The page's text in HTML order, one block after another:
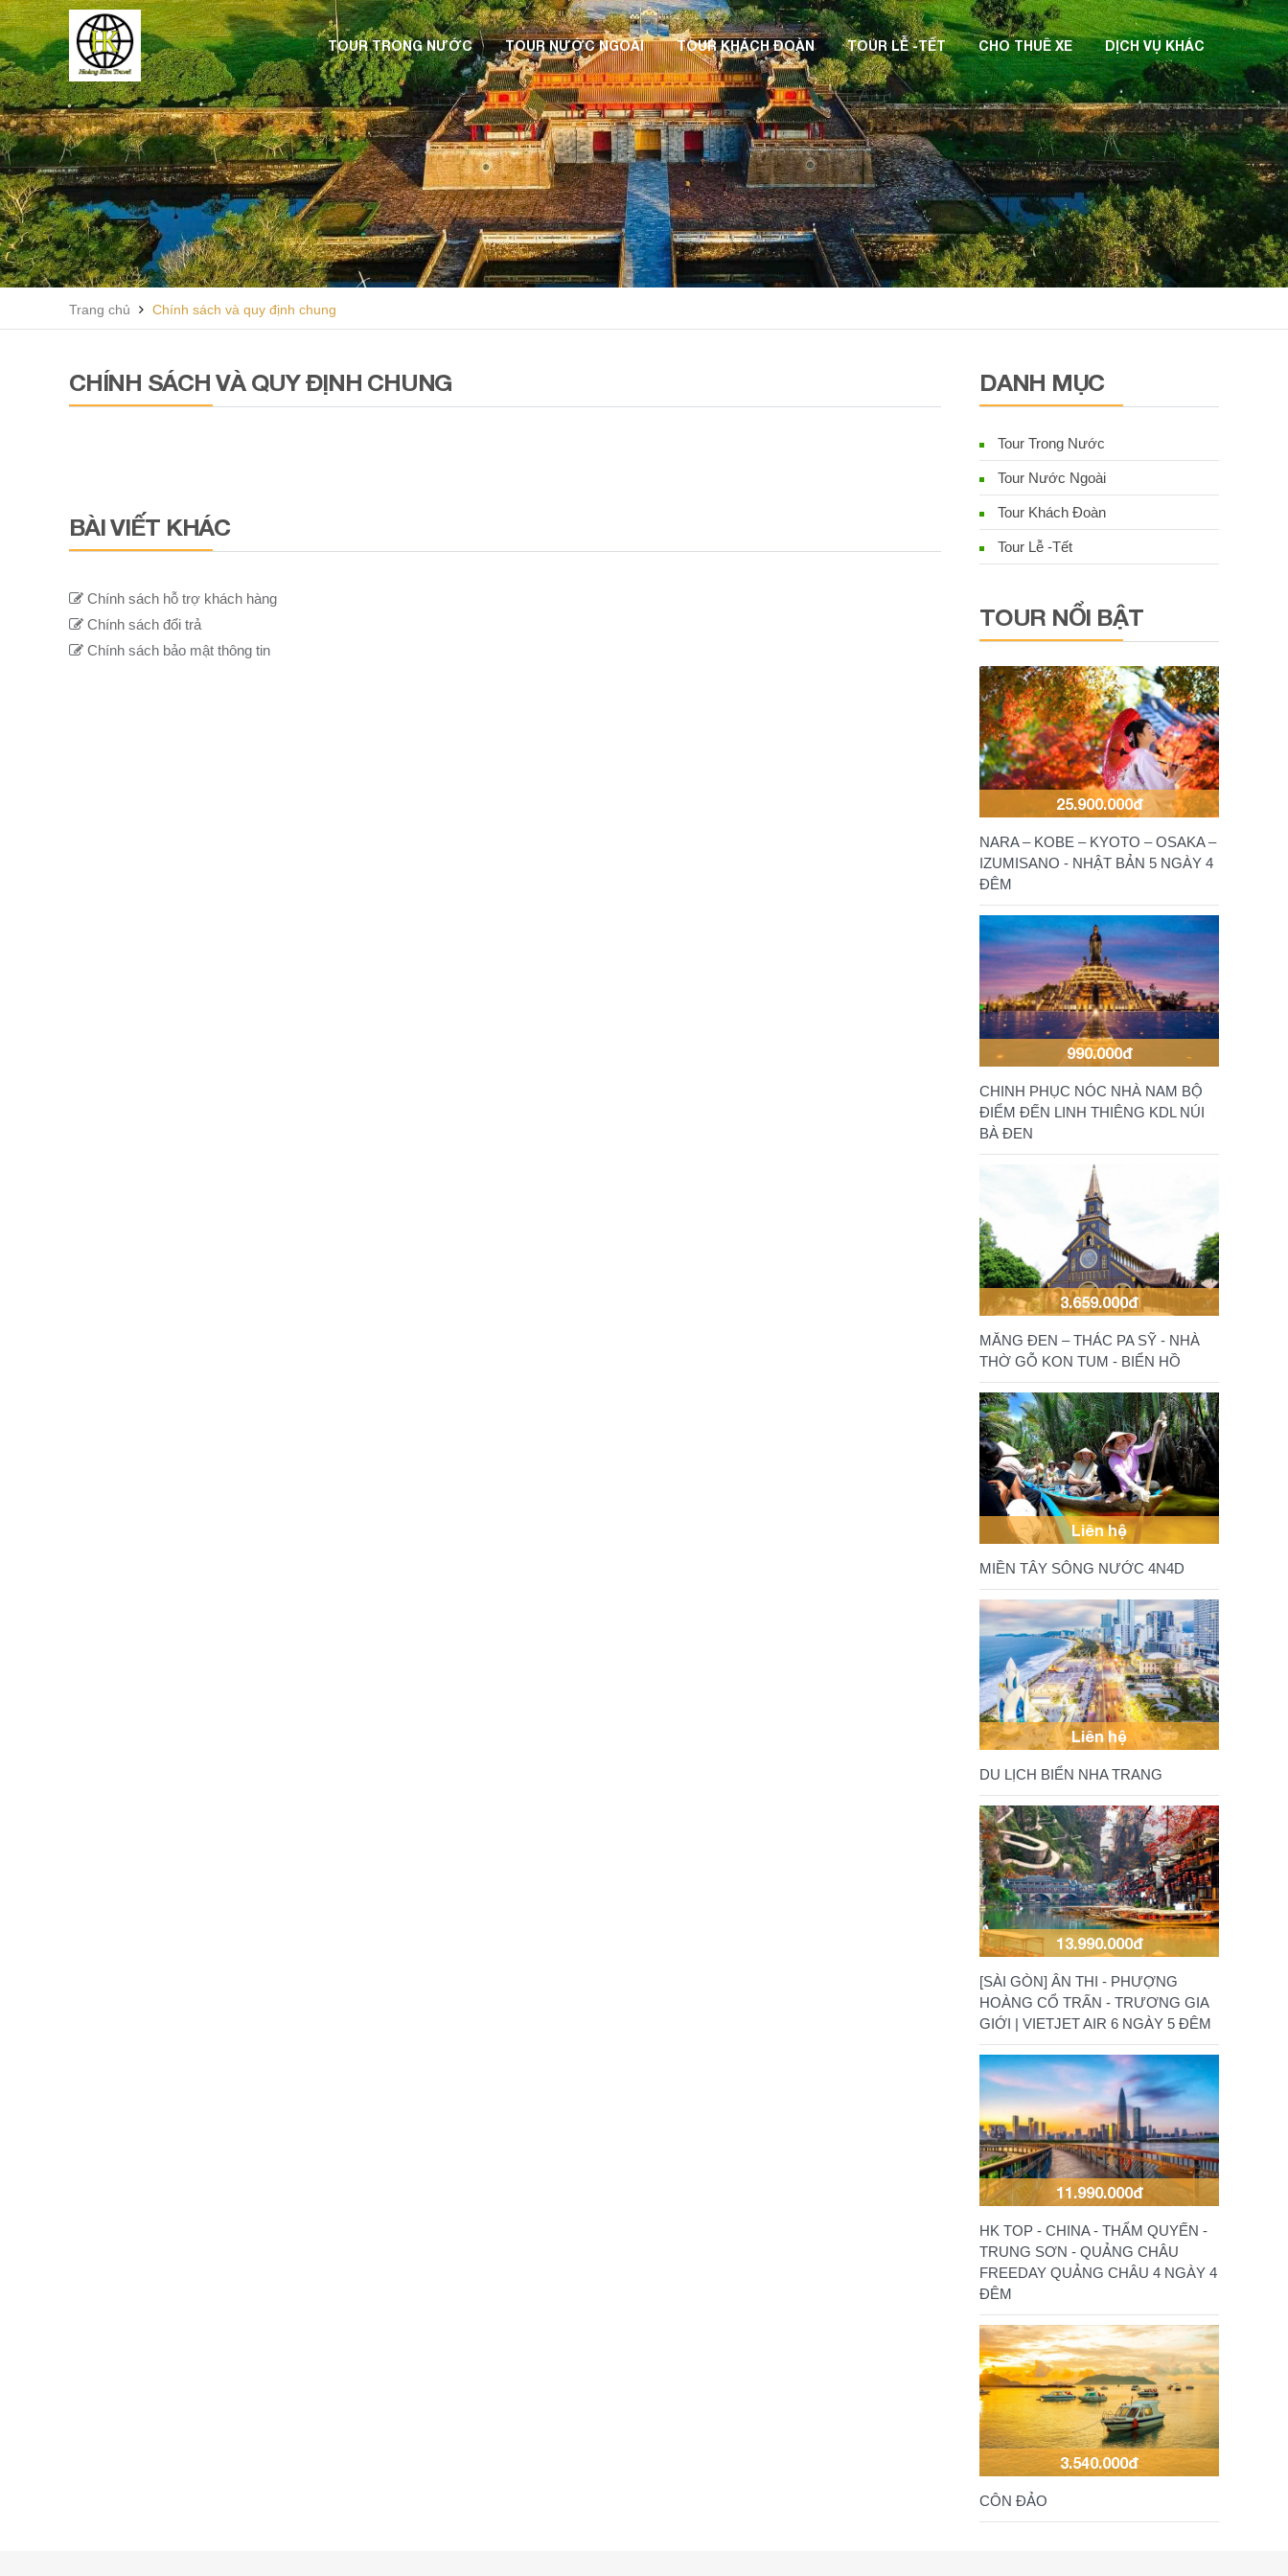
TOUR TRONG NƯỚC TOUR NƯỚC NGOÀI TOUR KHÁCH ĐOÀN TOUR LỄ -TẾT CHO THUÊ XE DỊCH VỤ KHÁC
Trang chủ Chính sách và quy định chung
DANH MỤC
Tour Trong Nước
Tour Nước Ngoài
Tour Khách Đoàn
Tour Lễ -Tết
TOUR NỔI BẬT
25.900.000đ
NARA – KOBE – KYOTO – OSAKA –
IZUMISANO - NHẬT BẢN 5 NGÀY 4
ĐÊM
990.000đ
CHINH PHỤC NÓC NHÀ NAM BỘ
ĐIỂM ĐẾN LINH THIÊNG KDL NÚI
BÀ ĐEN
3.659.000đ
MĂNG ĐEN – THÁC PA SỸ - NHÀ
THỜ GỖ KON TUM - BIỂN HỒ
Liên hệ
MIỀN TÂY SÔNG NƯỚC 4N4D
Liên hệ
DU LỊCH BIỂN NHA TRANG
13.990.000đ
[SÀI GÒN] ÂN THI - PHƯỢNG
HOÀNG CỔ TRẤN - TRƯƠNG GIA
GIỚI | VIETJET AIR 6 NGÀY 5 ĐÊM
11.990.000đ
HK TOP - CHINA - THẨM QUYẾN -
TRUNG SƠN - QUẢNG CHÂU
FREEDAY QUẢNG CHÂU 4 NGÀY 4
ĐÊM
3.540.000đ
CÔN ĐẢO
CHÍNH SÁCH VÀ QUY ĐỊNH CHUNG
BÀI VIẾT KHÁC
Chính sách hỗ trợ khách hàng
Chính sách đổi trả
Chính sách bảo mật thông tin